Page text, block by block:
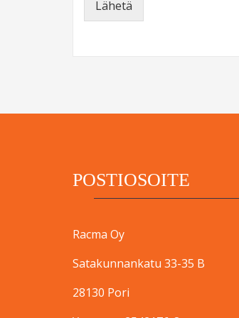
Lähetä
POSTIOSOITE
Racma Oy
Satakunnankatu 33-35 B
28130 Pori